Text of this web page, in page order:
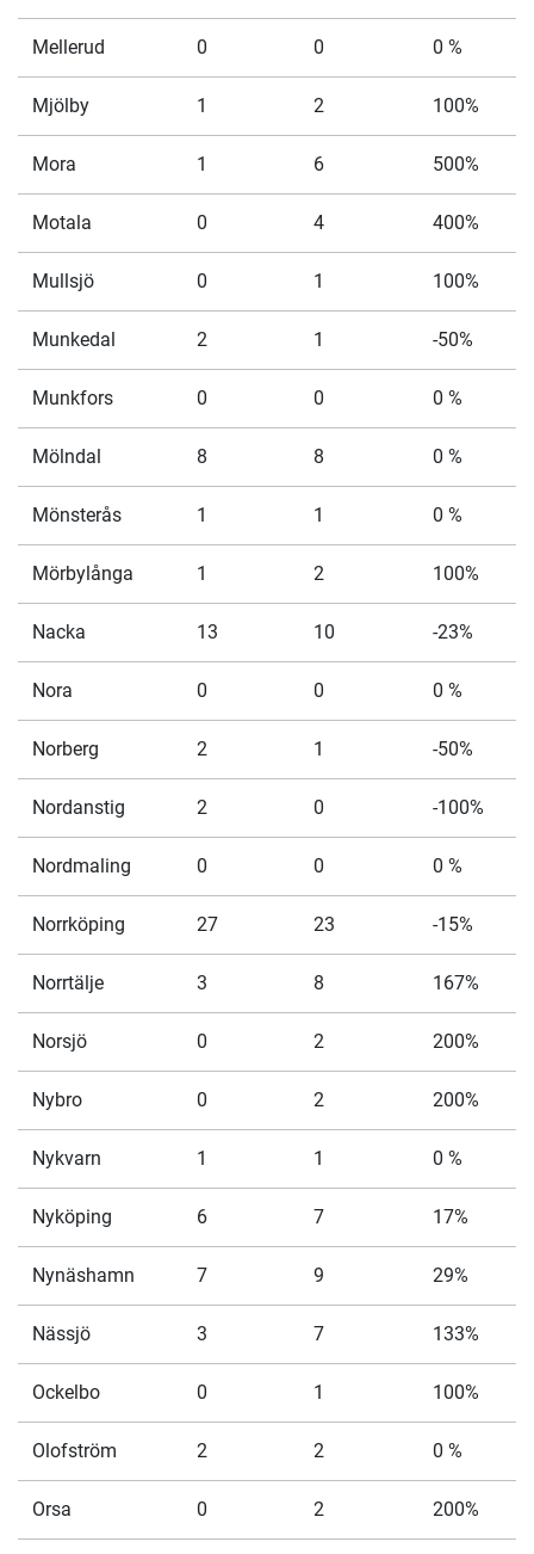
Mellerud 0 0 0 %
Mjölby 1 2 100%
Mora 1 6 500%
Motala 0 4 400%
Mullsjö 0 1 100%
Munkedal 2 1 -50%
Munkfors 0 0 0 %
Mölndal 8 8 0 %
Mönsterås 1 1 0 %
Mörbylånga 1 2 100%
Nacka 13 10 -23%
Nora 0 0 0 %
Norberg 2 1 -50%
Nordanstig 2 0 -100%
Nordmaling 0 0 0 %
Norrköping 27 23 -15%
Norrtälje 3 8 167%
Norsjö 0 2 200%
Nybro 0 2 200%
Nykvarn 1 1 0 %
Nyköping 6 7 17%
Nynäshamn 7 9 29%
Nässjö 3 7 133%
Ockelbo 0 1 100%
Olofström 2 2 0 %
Orsa 0 2 200%